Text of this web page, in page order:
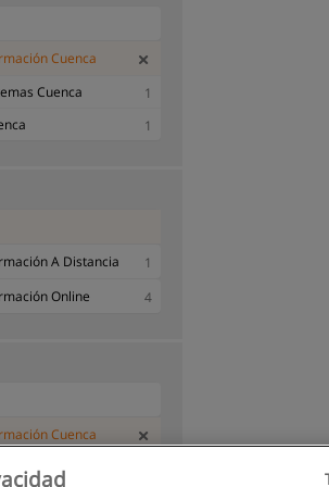
Cuenca
Cuenca
1
1
A Distancia
1
Online
4
Cuenca